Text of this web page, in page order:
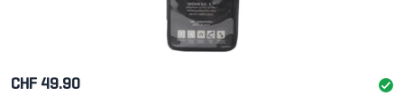
CHF 49.90